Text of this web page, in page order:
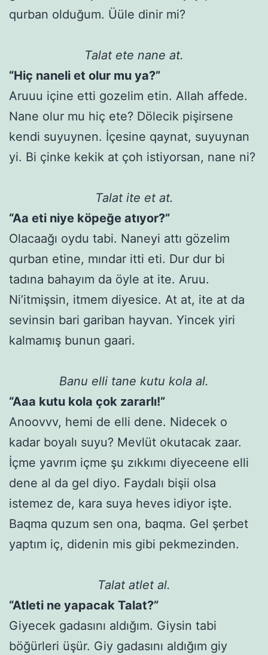
qurban olduğum. Üüle dinir mi?
Talat ete nane at.
“Hiç naneli et olur mu ya?”
Aruuu içine etti gozelim etin. Allah affede.
Nane olur mu hiç ete? Dölecik pişirsene
kendi suyuynen. İçesine qaynat, suyuynan
yi. Bi çinke kekik at çoh istiyorsan, nane ni?
Talat ite et at.
“Aa eti niye köpeğe atıyor?”
Olacaağı oydu tabi. Naneyi attı gözelim
qurban etine, mındar itti eti. Dur dur bi
tadına bahayım da öyle at ite. Aruu.
Ni’itmişsin, itmem diyesice. At at, ite at da
sevinsin bari gariban hayvan. Yincek yiri
kalmamış bunun gaari.
Banu elli tane kutu kola al.
“Aaa kutu kola çok zararlı!”
Anoovvv, hemi de elli dene. Nidecek o
kadar boyalı suyu? Mevlüt okutacak zaar.
İçme yavrım içme şu zıkkımı diyeceene elli
dene al da gel diyo. Faydalı bişii olsa
istemez de, kara suya heves idiyor işte.
Baqma quzum sen ona, baqma. Gel şerbet
yaptım iç, didenin mis gibi pekmezinden.
Talat atlet al.
“Atleti ne yapacak Talat?”
Giyecek gadasını aldığım. Giysin tabi
böğürleri üşür. Giy gadasını aldığım giy